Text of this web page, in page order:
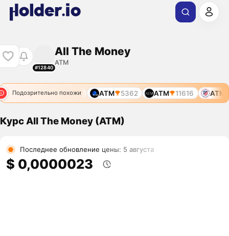
#12840
All The Money
ATM
Подозрительно похожи
ATM 972 ATM 5362 ATM 11616 ATM
Курс All The Money (ATM)
Последнее обновление цены: 5 августа
$ 0,0000023